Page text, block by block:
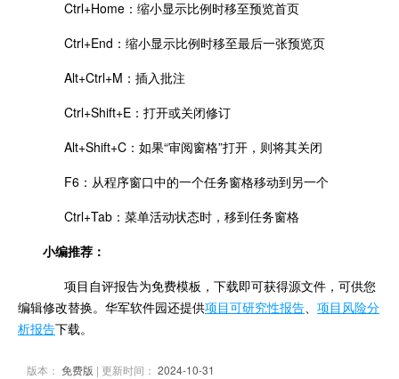
Ctrl+Home：缩小显示比例时移至预览首页
Ctrl+End：缩小显示比例时移至最后一张预览页
Alt+Ctrl+M：插入批注
Ctrl+Shift+E：打开或关闭修订
Alt+Shift+C：如果“审阅窗格”打开，则将其关闭
F6：从程序窗口中的一个任务窗格移动到另一个
Ctrl+Tab：菜单活动状态时，移到任务窗格
小编推荐：
项目自评报告为免费模板，下载即可获得源文件，可供您
编辑修改替换。华军软件园还提供项目可研究性报告、 项目风险分
析报告下载。
版本： 免费版 | 更新时间： 2024-10-31